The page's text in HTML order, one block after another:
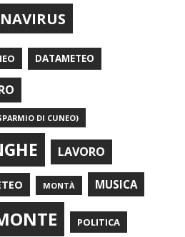
DATAMETEO
DI CUNEO)
LAVORO
MONTÀ MUSICA
POLITICA